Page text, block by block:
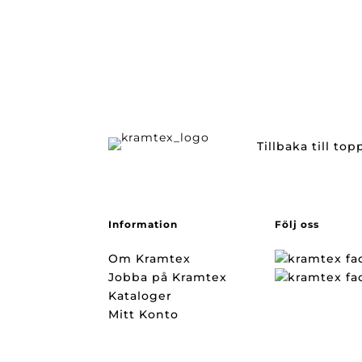
Tillbaka till
Information
Om Kramtex
Jobba på Kramtex
Kataloger
Mitt Konto
Följ oss